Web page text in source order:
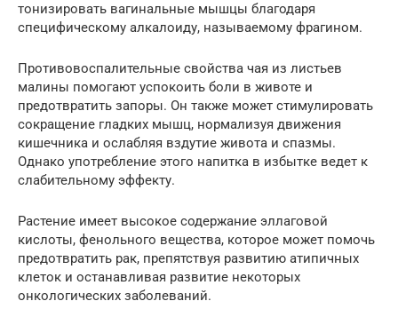
тонизировать вагинальные мышцы благодаря
специфическому алкалоиду, называемому фрагином.
Противовоспалительные свойства чая из листьев
малины помогают успокоить боли в животе и
предотвратить запоры. Он также может стимулировать
сокращение гладких мышц, нормализуя движения
кишечника и ослабляя вздутие живота и спазмы.
Однако употребление этого напитка в избытке ведет к
слабительному эффекту.
Растение имеет высокое содержание эллаговой
кислоты, фенольного вещества, которое может помочь
предотвратить рак, препятствуя развитию атипичных
клеток и останавливая развитие некоторых
онкологических заболеваний.